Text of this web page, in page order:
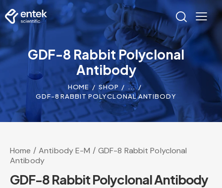
GDF-8 Rabbit Polyclonal
Antibody
HOME SHOP
...
GDF-8 RABBIT POLYCLONAL ANTIBODY
Home Antibody E-M
GDF-8 Rabbit Polyclonal
Antibody
GDF-8 Rabbit Polyclonal Antibody